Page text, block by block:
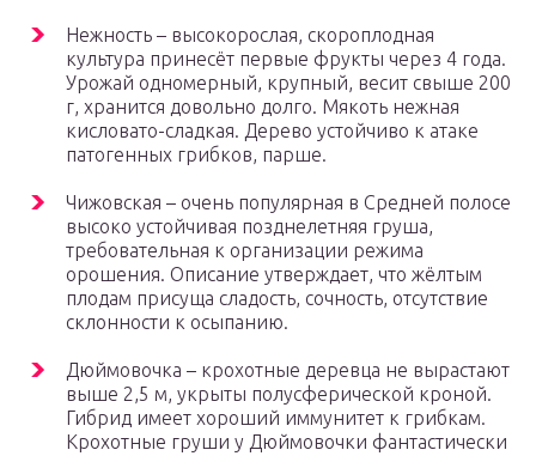
Нежность – высокорослая, скороплодная
культура принесёт первые фрукты через 4 года.
Урожай одномерный, крупный, весит свыше 200
г, хранится довольно долго. Мякоть нежная
кисловато-сладкая. Дерево устойчиво к атаке
патогенных грибков, парше.
Чижовская – очень популярная в Средней полосе
высоко устойчивая позднелетняя груша,
требовательная к организации режима
орошения. Описание утверждает, что жёлтым
плодам присуща сладость, сочность, отсутствие
склонности к осыпанию.
Дюймовочка – крохотные деревца не вырастают
выше 2,5 м, укрыты полусферической кроной.
Гибрид имеет хороший иммунитет к грибкам.
Крохотные груши у Дюймовочки фантастически